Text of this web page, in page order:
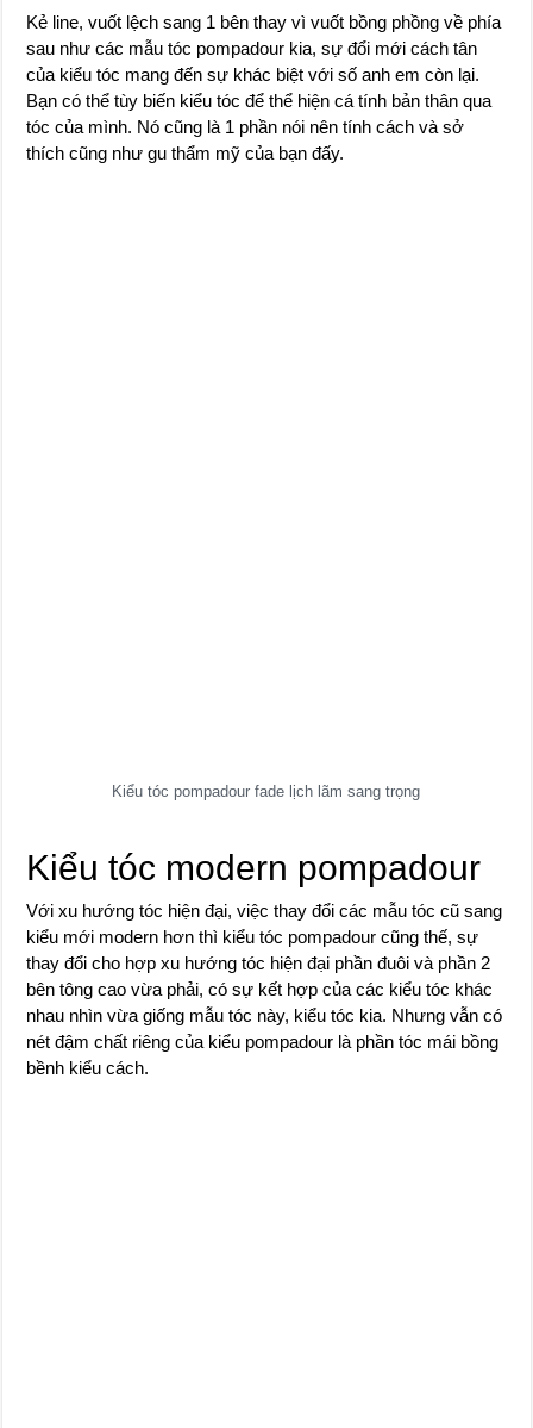
Kẻ line, vuốt lệch sang 1 bên thay vì vuốt bồng phồng về phía
sau như các mẫu tóc pompadour kia, sự đổi mới cách tân
của kiểu tóc mang đến sự khác biệt với số anh em còn lại.
Bạn có thể tùy biến kiểu tóc để thể hiện cá tính bản thân qua
tóc của mình. Nó cũng là 1 phần nói nên tính cách và sở
thích cũng như gu thẩm mỹ của bạn đấy.
Kiểu tóc pompadour fade lịch lãm sang trọng
Kiểu tóc modern pompadour
Với xu hướng tóc hiện đại, việc thay đổi các mẫu tóc cũ sang
kiểu mới modern hơn thì kiểu tóc pompadour cũng thế, sự
thay đổi cho hợp xu hướng tóc hiện đại phần đuôi và phần 2
bên tông cao vừa phải, có sự kết hợp của các kiểu tóc khác
nhau nhìn vừa giống mẫu tóc này, kiểu tóc kia. Nhưng vẫn có
nét đậm chất riêng của kiểu pompadour là phần tóc mái bồng
bềnh kiểu cách.